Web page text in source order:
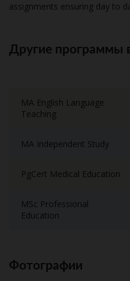
assignments ensuring day to
Другие программы
MA English Language
Teaching
MA Independent Study
PgCert Medical Education
MSc Professional
Education
Фотографии